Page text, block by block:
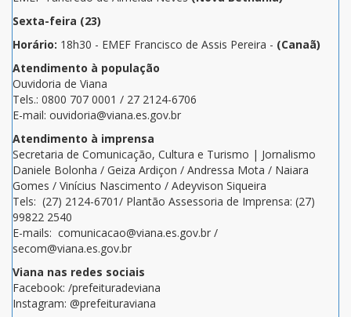
Sexta-feira (23)
Horário: 18h30 - EMEF Francisco de Assis Pereira - (Canaã)
Atendimento à população
Ouvidoria de Viana
Tels.: 0800 707 0001 / 27 2124-6706
E-mail: ouvidoria@viana.es.gov.br
Atendimento à imprensa
Secretaria de Comunicação, Cultura e Turismo | Jornalismo
Daniele Bolonha / Geiza Ardiçon / Andressa Mota / Naiara
Gomes / Vinícius Nascimento / Adeyvison Siqueira
Tels: (27) 2124-6701/ Plantão Assessoria de Imprensa: (27)
99822 2540
E-mails: comunicacao@viana.es.gov.br /
secom@viana.es.gov.br
Viana nas redes sociais
Facebook: /prefeituradeviana
Instagram: @prefeituraviana